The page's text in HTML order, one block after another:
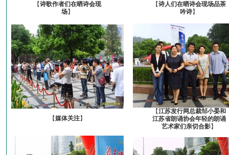
【诗歌作者们在晒诗会现
场】
【诗人们在晒诗会现场品茶
吟诗】
【媒体关注】
【江苏发行网总裁邹小晏和
江苏省朗诵协会年轻的朗诵
艺术家们亲切合影】